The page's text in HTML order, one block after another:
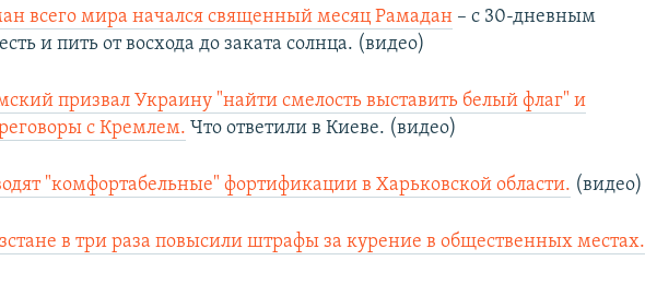
всего мира начался священный месяц Рамадан – с 30-дневным
и пить от восхода до заката солнца. (видео)
призвал Украину "найти смелость выставить белый флаг" и
с Кремлем. Что ответили в Киеве. (видео)
"комфортабельные" фортификации в Харьковской области. (видео)
в три раза повысили штрафы за курение в общественных местах.